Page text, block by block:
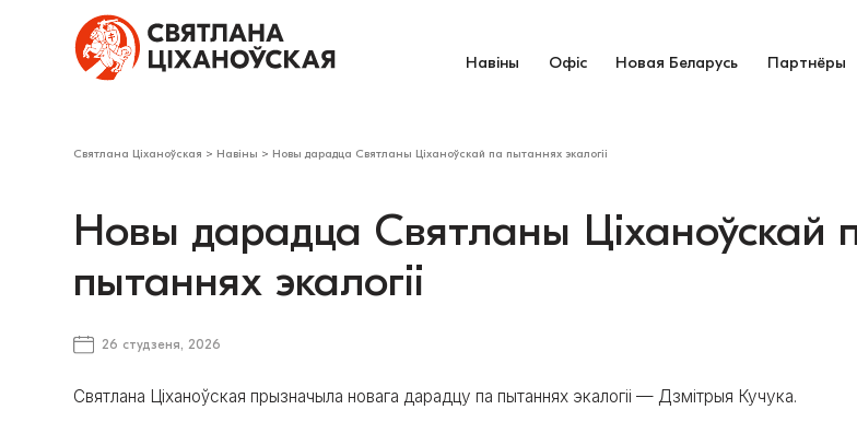
Навіны Офіс Новая Беларусь Партнёры
Святлана Ціханоўская > Навіны > Новы дарадца Святланы Ціханоўскай па пытаннях экалогіі
Новы дарадца Святланы Ціханоўскай
пытаннях экалогіі
26 студзеня, 2026
Святлана Ціханоўская прызначыла новага дарадцу па пытаннях экалогіі — Дзмітрыя Кучука.